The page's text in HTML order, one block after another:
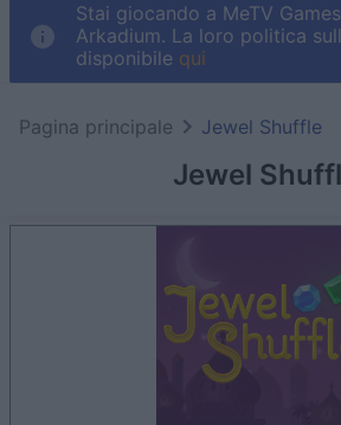
Stai giocando a MeTV
Arkadium. La loro politica
disponibile qui
Jewel
Pagina principale Jewel Shuffle